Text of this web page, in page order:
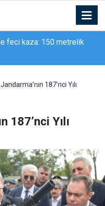
feci kaza: 150 metrelik
187’nci Yılı
187’nci Yılı